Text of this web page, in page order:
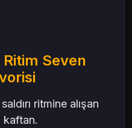
Seven
ritmine alışan
kaftan.